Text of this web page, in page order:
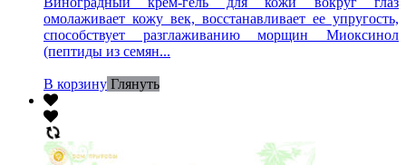
омолаживает кожу век, восстанавливает ее упругость,
способствует разглаживанию морщин Миоксинол
(пептиды из семян...
В корзину Глянуть